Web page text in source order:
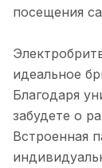
посещения
идеальное
Благодаря
забудете о
Встроенная